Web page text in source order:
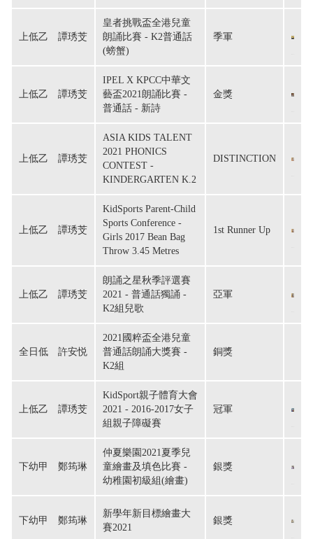
上低乙　譚琇芠
皇者挑戰盃全港兒童
朗誦比賽 - K2普通話
(螃蟹)
季軍
上低乙　譚琇芠
IPEL X KPCC中華文
藝盃2021朗誦比賽 -
普通話 - 新詩
金獎
上低乙　譚琇芠
ASIA KIDS TALENT
2021 PHONICS
CONTEST -
KINDERGARTEN K.2
DISTINCTION
上低乙　譚琇芠
KidSports Parent-Child
Sports Conference -
Girls 2017 Bean Bag
Throw 3.45 Metres
1st Runner Up
上低乙　譚琇芠
朗誦之星秋季評選賽
2021 - 普通話獨誦 -
K2組兒歌
亞軍
全日低　許安悦
2021國粹盃全港兒童
普通話朗誦大獎賽 -
K2組
銅獎
上低乙　譚琇芠
KidSport親子體育大會
2021 - 2016-2017女子
組親子障礙賽
冠軍
下幼甲　鄭筠琳
仲夏樂園2021夏季兒
童繪畫及填色比賽 -
幼稚園初級組(繪畫)
銀獎
下幼甲　鄭筠琳
新學年新目標繪畫大
賽2021
銀獎